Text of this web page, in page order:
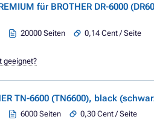
für BROTHER DR-6000
20000 Seiten
0,14 Cent / Seite
geeignet?
TN-6600 (TN6600), black
6000 Seiten
0,30 Cent / Seite